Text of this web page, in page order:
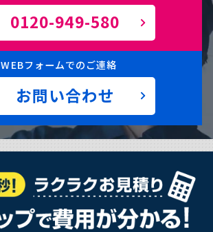
0120-949-580
WEBフォームでのご連絡
お問い合わせ